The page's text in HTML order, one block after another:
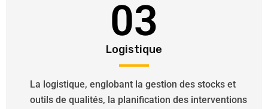
03
Logistique
La logistique, englobant la gestion des stocks et
outils de qualités, la planification des interventions